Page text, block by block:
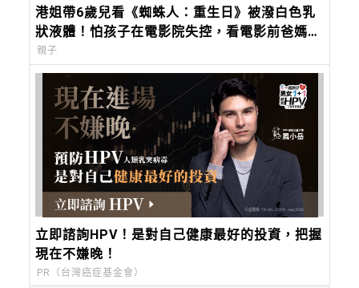
港姐帶6歲兒看《蜘蛛人：重生日》被潑白色乳
狀液體！怕孩子在電影院失控，看電影前爸媽
「必做3件事與3評估」
親子
立即諮詢HPV！是對自己健康最好的投資，把握
現在不嫌晚！
PR（台灣癌症基金會）